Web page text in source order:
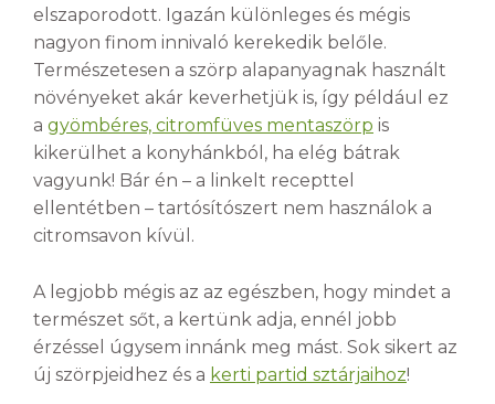
elszaporodott. Igazán különleges és mégis
nagyon finom innivaló kerekedik belőle.
Természetesen a szörp alapanyagnak használt
növényeket akár keverhetjük is, így például ez
a gyömbéres, citromfüves mentaszörp is
kikerülhet a konyhánkból, ha elég bátrak
vagyunk! Bár én – a linkelt recepttel
ellentétben – tartósítószert nem használok a
citromsavon kívül.
A legjobb mégis az az egészben, hogy mindet a
természet sőt, a kertünk adja, ennél jobb
érzéssel úgysem innánk meg mást. Sok sikert az
új szörpjeidhez és a kerti partid sztárjaihoz!